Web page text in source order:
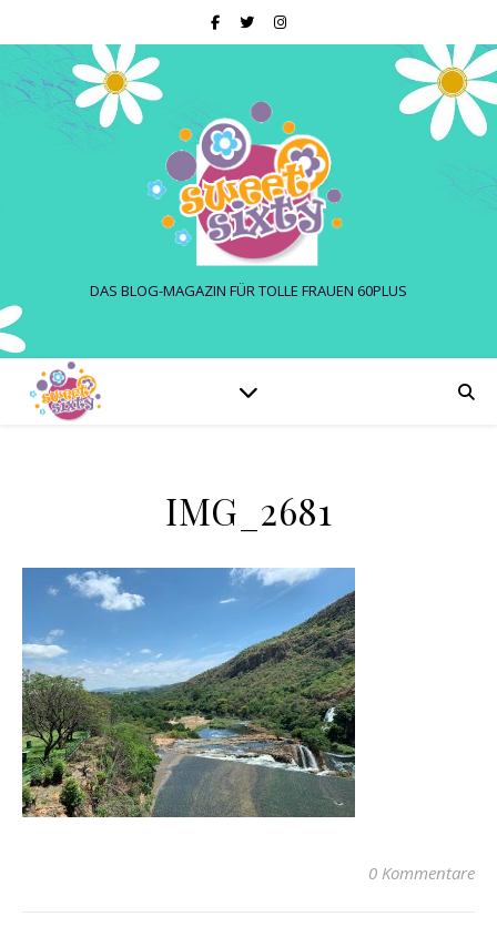
DAS BLOG-MAGAZIN FÜR TOLLE FRAUEN 60PLUS
IMG_2681
0 Kommentare